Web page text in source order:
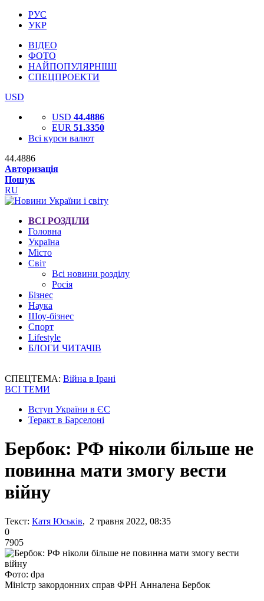
РУС
УКР
ВІДЕО
ФОТО
НАЙПОПУЛЯРНІШІ
СПЕЦПРОЕКТИ
USD
USD 44.4886
EUR 51.3350
Всі курси валют
44.4886
Авторизація
Пошук
RU
ВСІ РОЗДІЛИ
Головна
Україна
Місто
Світ
Всі новини розділу
Росія
Бізнес
Наука
Шоу-бізнес
Спорт
Lifestyle
БЛОГИ ЧИТАЧІВ
СПЕЦТЕМА: Війна в Ірані
ВСІ ТЕМИ
Вступ України в ЄС
Теракт в Барселоні
Бербок: РФ ніколи більше не
повинна мати змогу вести
війну
Текст: Катя Юськів, 2 травня 2022, 08:35
0
7905
Фото: dpa
Міністр закордонних справ ФРН Анналена Бербок